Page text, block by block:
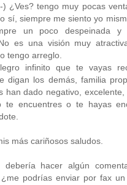
) ¿Ves? tengo muy pocas
sí, siempre me siento yo
un poco despeinada
es una visión muy
tengo arreglo.
infinito que te vayas
digan los demás, familia
han dado negativo,
te encuentres o te hayas
más cariñosos saludos.
debería hacer algún
podrías enviar por fax